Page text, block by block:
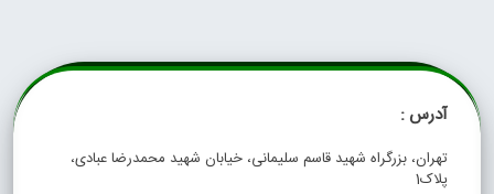
آدرس :
تهران، بزرگراه شهید قاسم سلیمانی، خیابان شهید محمدرضا عبادی،
پلاک1